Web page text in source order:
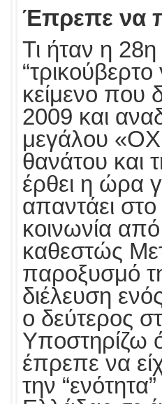
Έπρεπε να
Τι ήταν η
κείμενο που
2009 και
μεγάλου
θανάτου και
έρθει η ώρα
απαντάει
κοινωνία
καθεστώς
παροξυσμό
διέλευση
ο δεύτερος
Υποστηρίζω
έπρεπε να
την